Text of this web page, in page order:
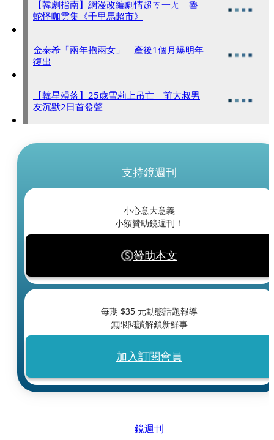
【韓劇指南】網漫改編劇情超ㄎ一ㄤ 魯
蛇怪咖雲集《千里馬超市》
金泰希「兩年抱兩女」 產後1個月爆明年
復出
【韓星殞落】25歲雪莉上吊亡 前大叔男
友沉默2日首發聲
支持鏡週刊
小心意大意義
小額贊助鏡週刊！
贊助本文
每期 $35 元動態話題報導
無限閱讀解鎖新鮮事
加入訂閱會員
鏡週刊